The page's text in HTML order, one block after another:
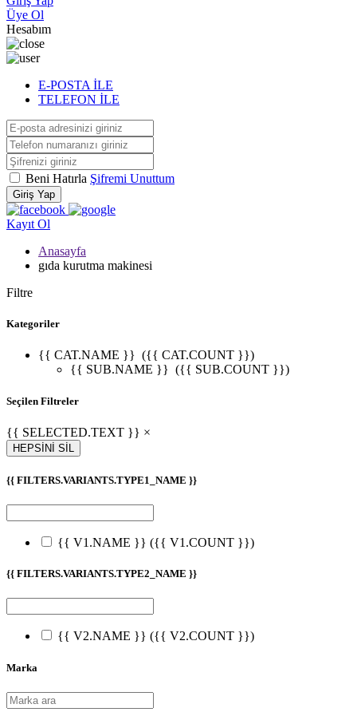
Üye Ol
Hesabım
E-POSTA İLE
TELEFON İLE
Beni Hatırla Şifremi Unuttum
Giriş Yap
Kayıt Ol
Anasayfa
gıda kurutma makinesi
Filtre
Kategoriler
{{ CAT.NAME }} ({{ CAT.COUNT }})
{{ SUB.NAME }} ({{ SUB.COUNT }})
Seçilen Filtreler
{{ SELECTED.TEXT }} ×
HEPSİNİ SİL
{{ FILTERS.VARIANTS.TYPE1_NAME }}
{{ V1.NAME }} ({{ V1.COUNT }})
{{ FILTERS.VARIANTS.TYPE2_NAME }}
{{ V2.NAME }} ({{ V2.COUNT }})
Marka